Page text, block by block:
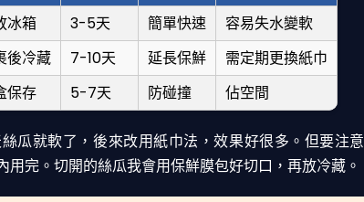
冰箱
3-5天 簡單快速
容易失水變軟
後冷藏
7-10天 延長保鮮
需定期更換紙巾
保存
5-7天 防碰撞 佔空間
瓜就軟了，後來改用紙巾法，效果好很多。但要注
用完。切開的絲瓜我會用保鮮膜包好切口，再放冷藏。